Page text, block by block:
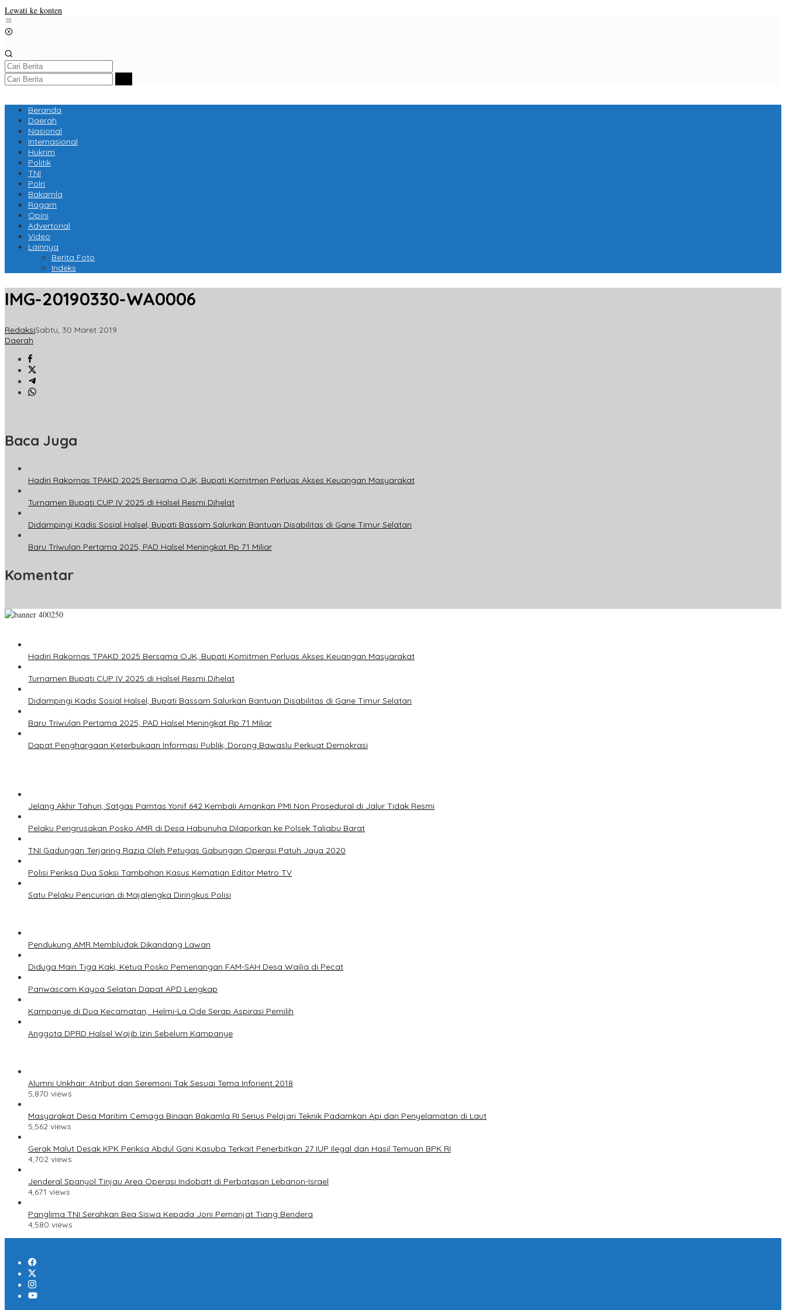
Lewati ke konten
Beranda
Daerah
Nasional
Internasional
Hukrim
Politik
TNI
Polri
Bakamla
Ragam
Opini
Advertorial
Video
Lainnya
Berita Foto
Indeks
IMG-20190330-WA0006
RedaksiSabtu, 30 Maret 2019
Daerah
Baca Juga
Hadiri Rakornas TPAKD 2025 Bersama OJK, Bupati Komitmen Perluas Akses Keuangan Masyarakat
Turnamen Bupati CUP IV 2025 di Halsel Resmi Dihelat
Didampingi Kadis Sosial Halsel, Bupati Bassam Salurkan Bantuan Disabilitas di Gane Timur Selatan
Baru Triwulan Pertama 2025, PAD Halsel Meningkat Rp 71 Miliar
Komentar
Hadiri Rakornas TPAKD 2025 Bersama OJK, Bupati Komitmen Perluas Akses Keuangan Masyarakat
Turnamen Bupati CUP IV 2025 di Halsel Resmi Dihelat
Didampingi Kadis Sosial Halsel, Bupati Bassam Salurkan Bantuan Disabilitas di Gane Timur Selatan
Baru Triwulan Pertama 2025, PAD Halsel Meningkat Rp 71 Miliar
Dapat Penghargaan Keterbukaan Informasi Publik, Dorong Bawaslu Perkuat Demokrasi
Jelang Akhir Tahun, Satgas Pamtas Yonif 642 Kembali Amankan PMI Non Prosedural di Jalur Tidak Resmi
Pelaku Pengrusakan Posko AMR di Desa Habunuha Dilaporkan ke Polsek Taliabu Barat
TNI Gadungan Terjaring Razia Oleh Petugas Gabungan Operasi Patuh Jaya 2020
Polisi Periksa Dua Saksi Tambahan Kasus Kematian Editor Metro TV
Satu Pelaku Pencurian di Majalengka Diringkus Polisi
Pendukung AMR Membludak Dikandang Lawan
Diduga Main Tiga Kaki, Ketua Posko Pemenangan FAM-SAH Desa Wailia di Pecat
Panwascam Kayoa Selatan Dapat APD Lengkap
Kampanye di Dua Kecamatan, Helmi-La Ode Serap Aspirasi Pemilih
Anggota DPRD Halsel Wajib Izin Sebelum Kampanye
Alumni Unkhair: Atribut dan Seremoni Tak Sesuai Tema Inforient 2018
5,870 views
Masyarakat Desa Maritim Cemaga Binaan Bakamla RI Serius Pelajari Teknik Padamkan Api dan Penyelamatan di Laut
5,562 views
Gerak Malut Desak KPK Periksa Abdul Gani Kasuba Terkait Penerbitkan 27 IUP Ilegal dan Hasil Temuan BPK RI
4,702 views
Jenderal Spanyol Tinjau Area Operasi Indobatt di Perbatasan Lebanon-Israel
4,671 views
Panglima TNI Serahkan Bea Siswa Kepada Joni Pemanjat Tiang Bendera
4,580 views